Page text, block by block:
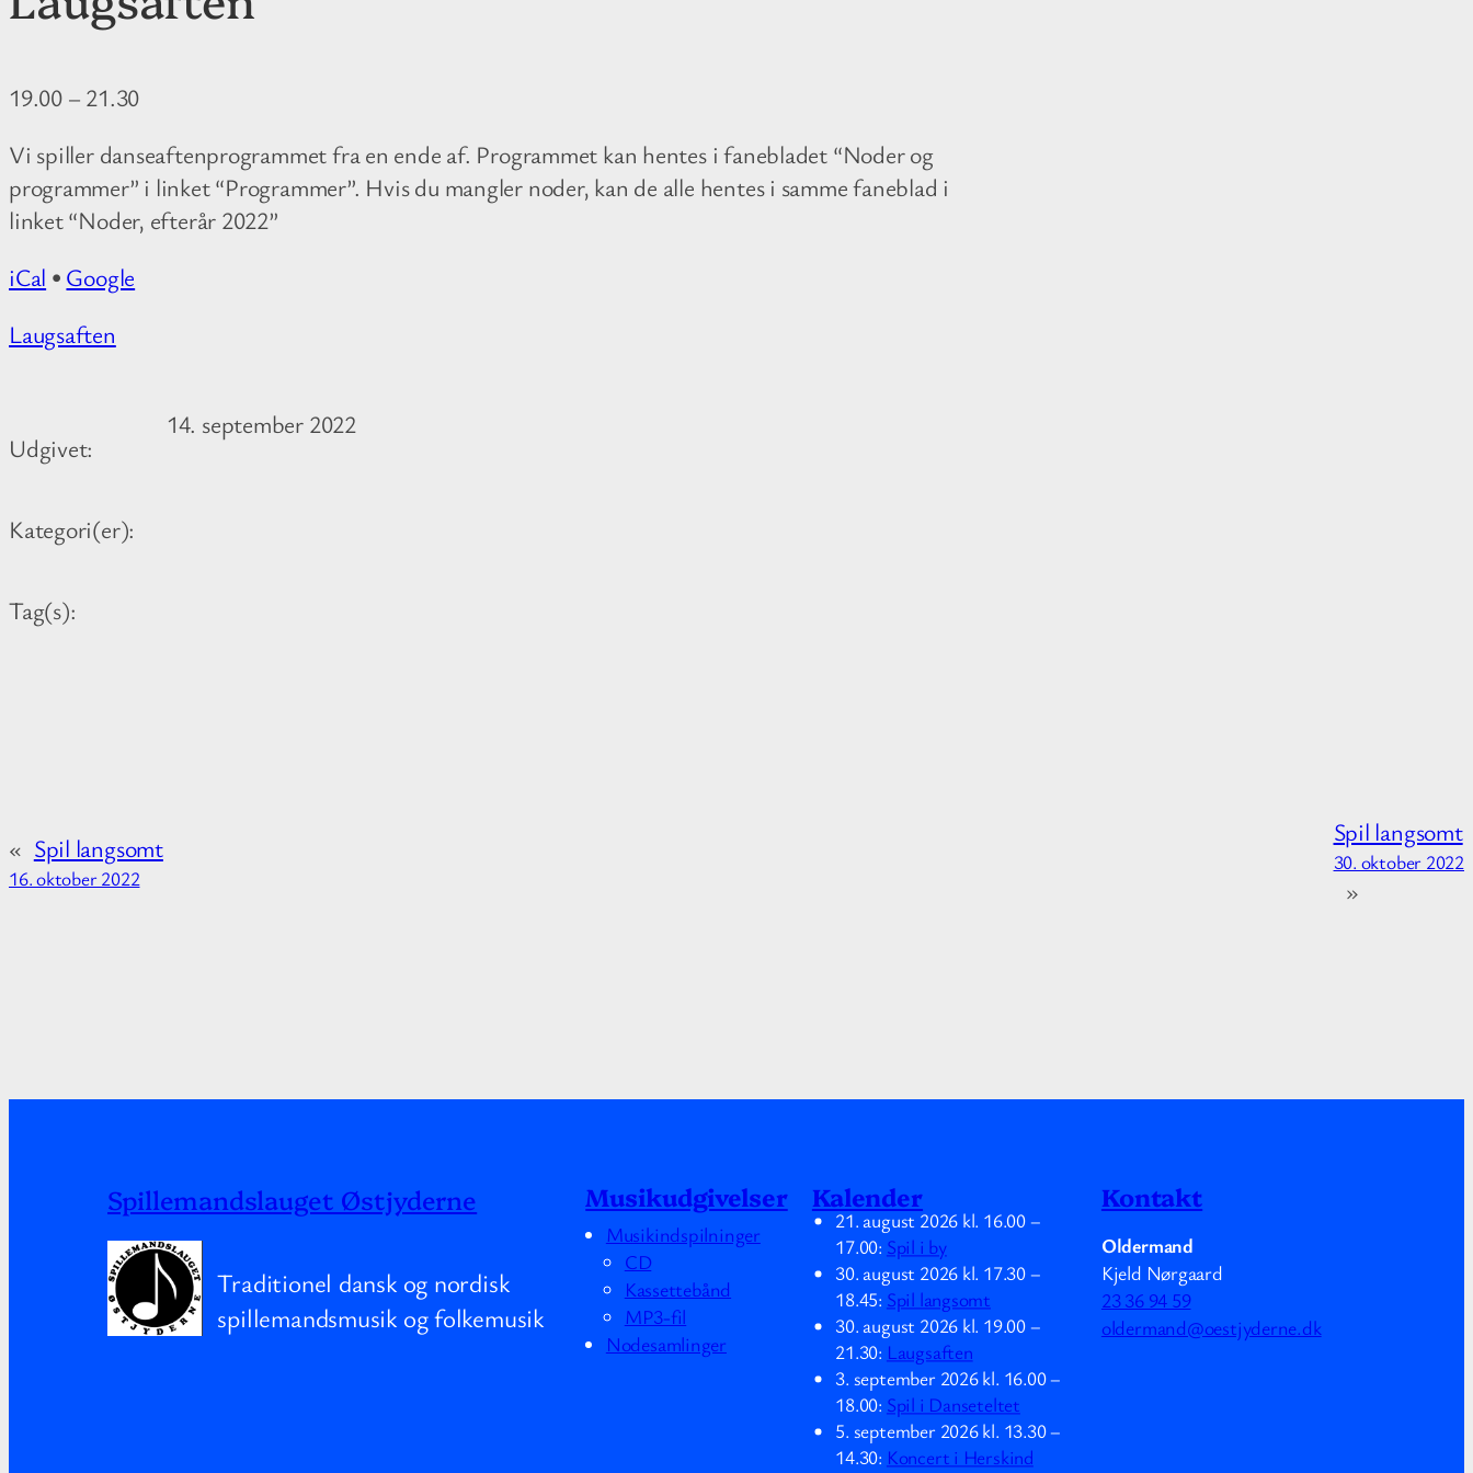
19.00– 21.30
Vi spiller danseaftenprogrammet fra en ende af. Programmet kan hentes i fanebladet “Noder og
programmer” i linket “Programmer”. Hvis du mangler noder, kan de alle hentes i samme faneblad i
linket “Noder, efterår 2022”
iCal • Google
M
i
f
r
m
b
o
Laugsaften
Udgivet:
14. september 2022
Kategori(er):
Tag(s):
« Spil langsomt
16. oktober 2022
Spil langsomt
30. oktober 2022
»
Spillemandslauget Østjyderne
Traditionel dansk og nordisk
spillemandsmusik og folkemusik
Musikudgivelser
Musikindspilninger
CD
Kassettebånd
MP3-fil
Nodesamlinger
Kalender
21. august 2026 kl. 16.00–
17.00: Spil i by
30. august 2026 kl. 17.30–
18.45: Spil langsomt
30. august 2026 kl. 19.00–
21.30: Laugsaften
3. september 2026kl. 16.00–
18.00: Spil i Danseteltet
5. september 2026kl. 13.30–
14.30: Koncert i Herskind
Kontakt
Oldermand
Kjeld Nørgaard
23 36 94 59
oldermand@oestjyderne.dk